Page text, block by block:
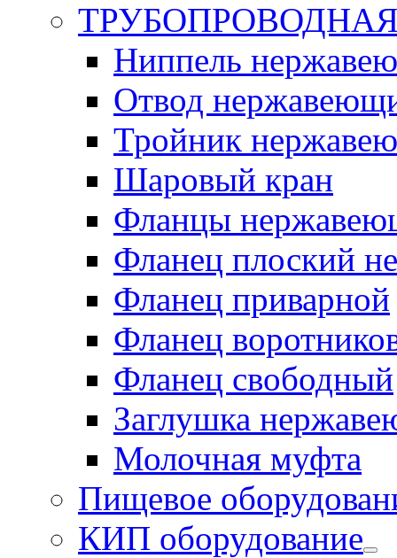
Ниппель
Отвод
Тройник
Шаровый кран
Фланцы
Фланец плоский
Фланец приварной
Фланец
Фланец свободный
Заглушка
Молочная муфта
Пищевое
КИП оборудование